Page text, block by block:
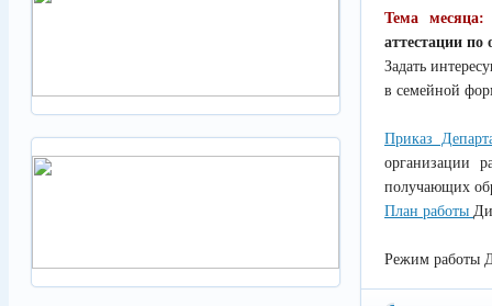
Тема месяца:
аттестации по
Задать
в семейной
Приказ
организации
получающих
План работы
Режим работы